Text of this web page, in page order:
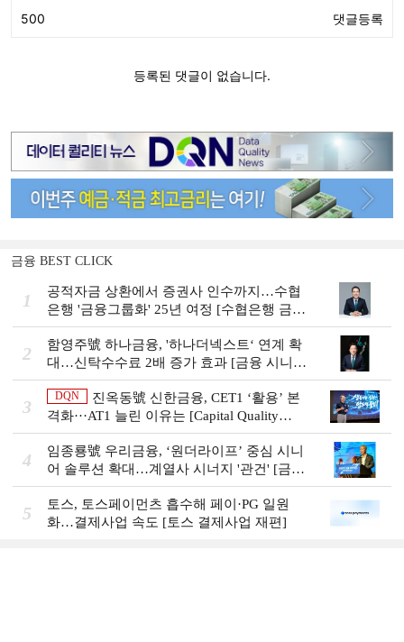
금융 BEST CLICK
1
공적자금 상환에서 증권사 인수까지…수협
은행 '금융그룹화' 25년 여정 [수협은행 금융
그룹의 꿈①]
2
함영주號 하나금융, '하나더넥스트‘ 연계 확
대…신탁수수료 2배 증가 효과 [금융 시니어
비즈니스 돋보기]
3
DQN
진옥동號 신한금융, CET1 ‘활용’ 본
격화···AT1 늘린 이유는 [Capital Quality
Review]
4
임종룡號 우리금융, ‘원더라이프’ 중심 시니
어 솔루션 확대…계열사 시너지 '관건' [금융
시니어 비즈니스 돋보기]
5
토스, 토스페이먼츠 흡수해 페이·PG 일원
화…결제사업 속도 [토스 결제사업 재편]